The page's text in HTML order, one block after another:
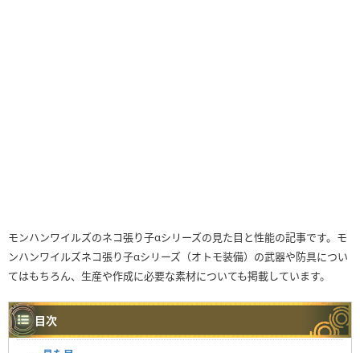
モンハンワイルズのネコ張り子αシリーズの見た目と性能の記事です。モ
ンハンワイルズネコ張り子αシリーズ（オトモ装備）の武器や防具につい
てはもちろん、生産や作成に必要な素材についても掲載しています。
目次